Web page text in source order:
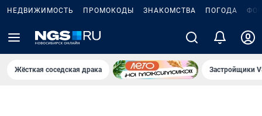
НЕДВИЖИМОСТЬ ПРОМОКОДЫ ЗНАКОМСТВА ПОГОДА
Жёсткая соседская драка Застройщики